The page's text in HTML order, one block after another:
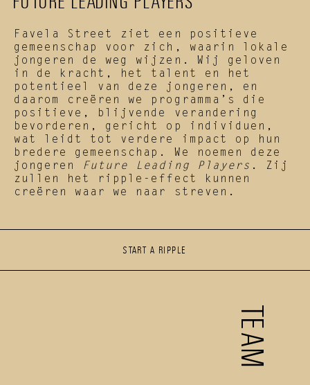
TEAM
Favela Street ziet een positieve
gemeenschap voor zich, waarin lokale
jongeren de weg wijzen. Wij geloven
in de kracht, het talent en het
potentieel van deze jongeren, en
daarom creëren we programma’s die
positieve, blijvende verandering
bevorderen, gericht op individuen,
wat leidt tot verdere impact op hun
bredere gemeenschap. We noemen deze
jongeren
Future Leading Players . Zij
zullen het ripple-effect kunnen
creëren waar we naar streven.
START A RIPPLE